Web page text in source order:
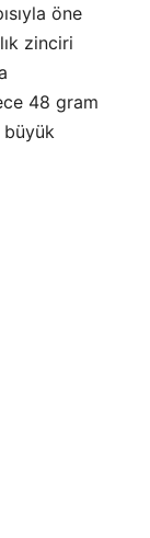
öne
zinciri
48 gram
büyük